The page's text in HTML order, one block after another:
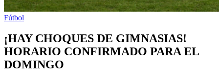
Fútbol
¡HAY CHOQUES DE GIMNASIAS!
HORARIO CONFIRMADO PARA EL
DOMINGO